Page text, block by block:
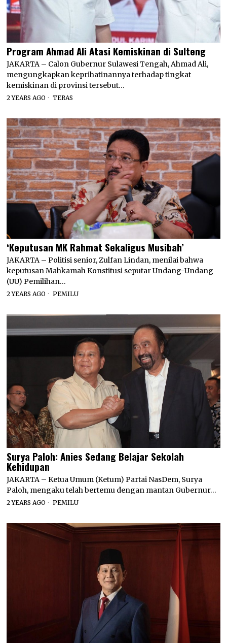
Program Ahmad Ali Atasi Kemiskinan di Sulteng
JAKARTA – Calon Gubernur Sulawesi Tengah, Ahmad Ali,
mengungkapkan keprihatinannya terhadap tingkat
kemiskinan di provinsi tersebut…
2 YEARS AGO TERAS
‘Keputusan MK Rahmat Sekaligus Musibah’
JAKARTA – Politisi senior, Zulfan Lindan, menilai bahwa
keputusan Mahkamah Konstitusi seputar Undang-Undang
(UU) Pemilihan…
2 YEARS AGO PEMILU
Surya Paloh: Anies Sedang Belajar Sekolah
Kehidupan
JAKARTA – Ketua Umum (Ketum) Partai NasDem, Surya
Paloh, mengaku telah bertemu dengan mantan Gubernur…
2 YEARS AGO PEMILU